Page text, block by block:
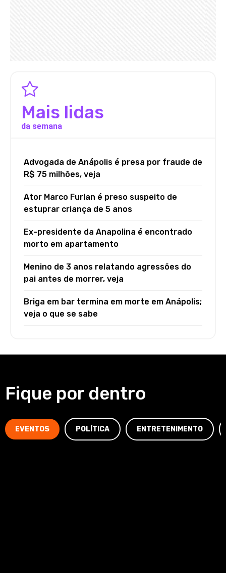
Mais lidas
da semana
Advogada de Anápolis é presa por fraude de
R$ 75 milhões, veja
Ator Marco Furlan é preso suspeito de
estuprar criança de 5 anos
Ex-presidente da Anapolina é encontrado
morto em apartamento
Menino de 3 anos relatando agressões do
pai antes de morrer, veja
Briga em bar termina em morte em Anápolis;
veja o que se sabe
Fique por dentro
EVENTOS POLÍTICA ENTRETENIMENTO